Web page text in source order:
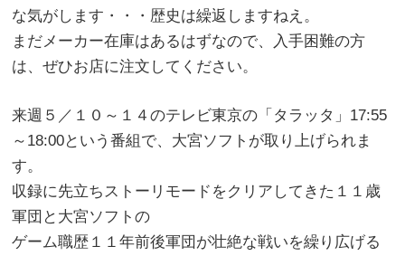
な気がします・・・歴史は繰返しますねえ。
まだメーカー在庫はあるはずなので、入手困難の方
は、ぜひお店に注文してください。
来週５／１０～１４のテレビ東京の「タラッタ」17:55
～18:00という番組で、大宮ソフトが取り上げられま
す。
収録に先立ちストーリモードをクリアしてきた１１歳
軍団と大宮ソフトの
ゲーム職歴１１年前後軍団が壮絶な戦いを繰り広げる